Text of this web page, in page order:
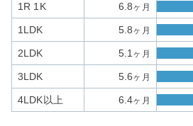
1R 1K 6.8ヶ月
1LDK 5.8ヶ月
2LDK 5.1 ヶ月
3LDK 5.6ヶ月
4LDK以上 6.4ヶ月